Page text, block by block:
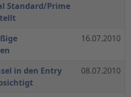
Standard/Prime
16.07.2010
in den Entry
08.07.2010